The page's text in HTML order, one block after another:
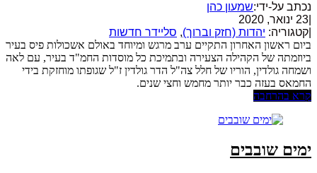
נכתב על-ידי:שמעון כהן
23 ינואר, 2020
קטגוריה: יהדות (חזק וברוך), סליידר חדשות
ביום ראשון האחרון התקיים ערב מרגש ומיוחד באולם אשכולות פיס בעיר
ביוזמתה של הקהילה הצעירה ובתמיכת כל מוסדות החמ"ד בעיר, עם לאה
ושמחה גולדין, הוריו של חלל צה"ל הדר גולדין ז"ל שגופתו מוחזקת בידי
החמאס בעזה כבר יותר מחמש וחצי שנים.
קרא בהרחבה
ימים שובבים